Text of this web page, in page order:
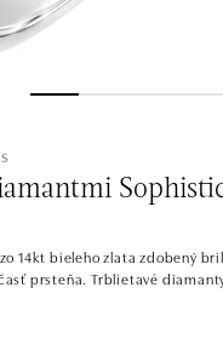
14kt bieleho zlata zdobený
prsteňa. Trblietavé